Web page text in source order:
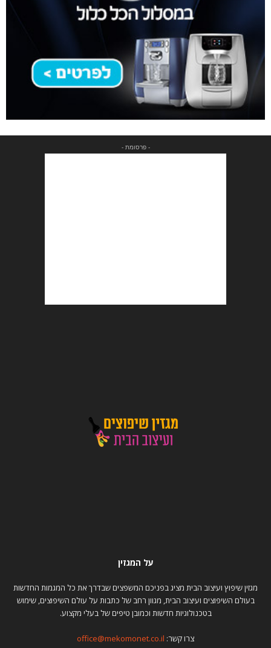
- פרסומת -
על המגזין
מגזין שיפוץ ועיצוב הבית מציג בפניכם המשפצים שבדרך את כל המגמות החדשות
בעולם השיפוצים ועיצוב הבית, מגוון רחב של כתבות על עולם השיפוצים, שימוש
בטכנולוגיות חדשות וכמובן טיפים של בעלי מקצוע.
צרו קשר: office@mekomonet.co.il